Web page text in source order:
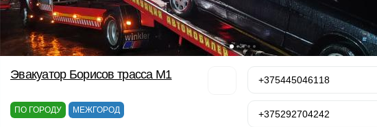
Эвакуатор Борисов трасса М1
ПО ГОРОДУ МЕЖГОРОД
+375445046118
+375292704242